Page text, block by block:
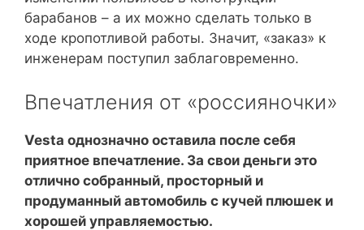
барабанов – а их можно сделать только в
ходе кропотливой работы. Значит, «заказ» к
инженерам поступил заблаговременно.
Впечатления от «россияночки»
Vesta однозначно оставила после себя
приятное впечатление. За свои деньги это
отлично собранный, просторный и
продуманный автомобиль с кучей плюшек и
хорошей управляемостью.